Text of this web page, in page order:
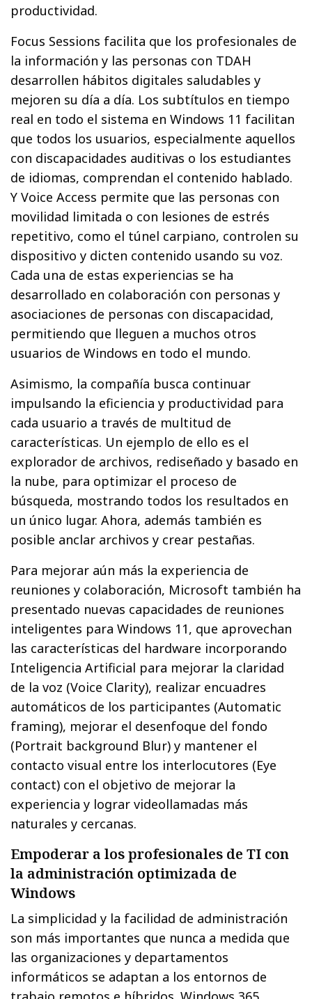
productividad.
Focus Sessions facilita que los profesionales de
la información y las personas con TDAH
desarrollen hábitos digitales saludables y
mejoren su día a día. Los subtítulos en tiempo
real en todo el sistema en Windows 11 facilitan
que todos los usuarios, especialmente aquellos
con discapacidades auditivas o los estudiantes
de idiomas, comprendan el contenido hablado.
Y Voice Access permite que las personas con
movilidad limitada o con lesiones de estrés
repetitivo, como el túnel carpiano, controlen su
dispositivo y dicten contenido usando su voz.
Cada una de estas experiencias se ha
desarrollado en colaboración con personas y
asociaciones de personas con discapacidad,
permitiendo que lleguen a muchos otros
usuarios de Windows en todo el mundo.
Asimismo, la compañía busca continuar
impulsando la eficiencia y productividad para
cada usuario a través de multitud de
características. Un ejemplo de ello es el
explorador de archivos, rediseñado y basado en
la nube, para optimizar el proceso de
búsqueda, mostrando todos los resultados en
un único lugar. Ahora, además también es
posible anclar archivos y crear pestañas.
Para mejorar aún más la experiencia de
reuniones y colaboración, Microsoft también ha
presentado nuevas capacidades de reuniones
inteligentes para Windows 11, que aprovechan
las características del hardware incorporando
Inteligencia Artificial para mejorar la claridad
de la voz (Voice Clarity), realizar encuadres
automáticos de los participantes (Automatic
framing), mejorar el desenfoque del fondo
(Portrait background Blur) y mantener el
contacto visual entre los interlocutores (Eye
contact) con el objetivo de mejorar la
experiencia y lograr videollamadas más
naturales y cercanas.
Empoderar a los profesionales de TI con
la administración optimizada de
Windows
La simplicidad y la facilidad de administración
son más importantes que nunca a medida que
las organizaciones y departamentos
informáticos se adaptan a los entornos de